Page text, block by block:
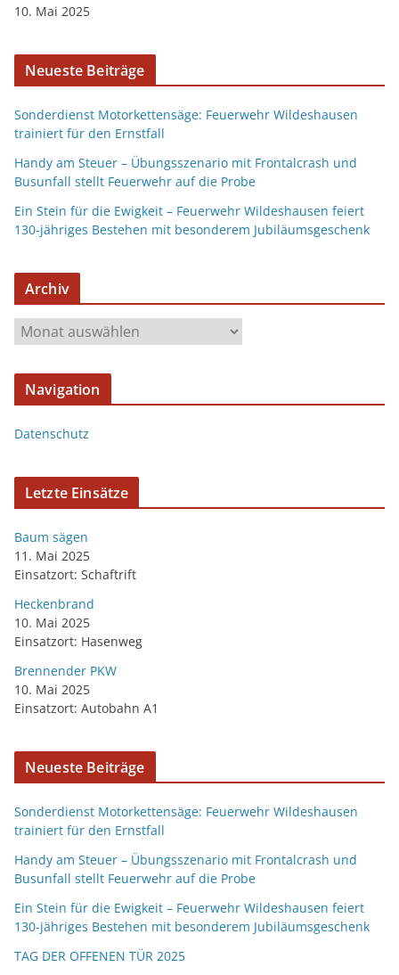
10. Mai 2025
Neueste Beiträge
Sonderdienst Motorkettensäge: Feuerwehr Wildeshausen
trainiert für den Ernstfall
Handy am Steuer – Übungsszenario mit Frontalcrash und
Busunfall stellt Feuerwehr auf die Probe
Ein Stein für die Ewigkeit – Feuerwehr Wildeshausen feiert
130-jähriges Bestehen mit besonderem Jubiläumsgeschenk
Archiv
Navigation
Datenschutz
Letzte Einsätze
Baum sägen
11. Mai 2025
Einsatzort: Schaftrift
Heckenbrand
10. Mai 2025
Einsatzort: Hasenweg
Brennender PKW
10. Mai 2025
Einsatzort: Autobahn A1
Neueste Beiträge
Sonderdienst Motorkettensäge: Feuerwehr Wildeshausen
trainiert für den Ernstfall
Handy am Steuer – Übungsszenario mit Frontalcrash und
Busunfall stellt Feuerwehr auf die Probe
Ein Stein für die Ewigkeit – Feuerwehr Wildeshausen feiert
130-jähriges Bestehen mit besonderem Jubiläumsgeschenk
TAG DER OFFENEN TÜR 2025